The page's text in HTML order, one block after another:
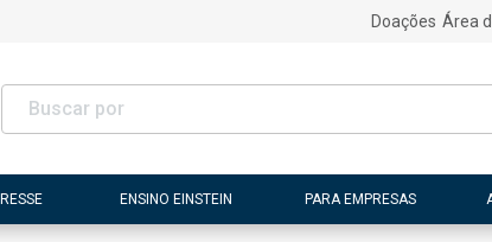
Doações Área
ENSINO EINSTEIN PARA EMPRESAS